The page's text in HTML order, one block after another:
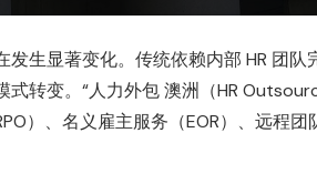
生显著变化。传统依赖内部 HR 团
转变。“人力外包 澳洲（HR
）、名义雇主服务（EOR）、远程